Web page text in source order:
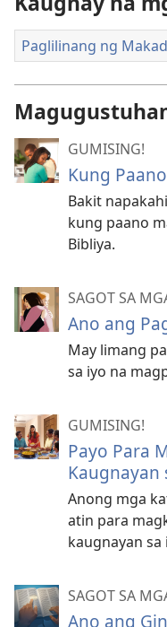
Paglilinang ng
GUMISING!
Kung
Bakit
kung paano
Bibliya.
SAGOT SA
Ano ang
May limang
sa iyo na
GUMISING!
Payo Para
Kaugnayan
Anong mga
atin para
kaugnayan sa
SAGOT SA
Ano ang